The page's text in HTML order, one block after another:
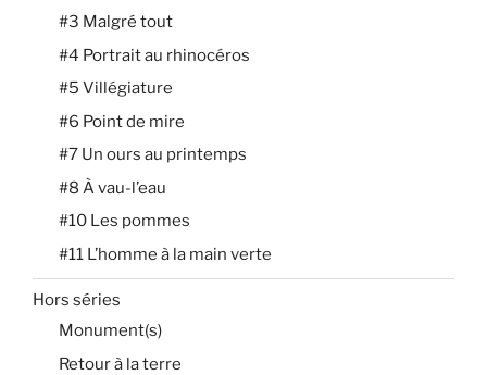
#3 Malgré tout
#4 Portrait au rhinocéros
#5 Villégiature
#6 Point de mire
#7 Un ours au printemps
#8 À vau-l’eau
#10 Les pommes
#11 L’homme à la main verte
Hors séries
Monument(s)
Retour à la terre